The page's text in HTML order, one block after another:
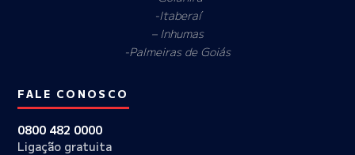
-Itaberaí
– Inhumas
-Palmeiras de Goiás
FALE CONOSCO
0800 482 0000
Ligação gratuita